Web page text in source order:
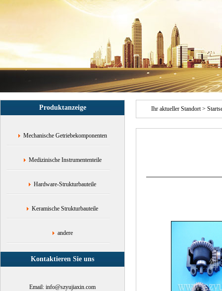
Produktanzeige
Mechanische Getriebekomponenten
Medizinische Instrumententeile
Hardware-Strukturbauteile
Keramische Strukturbauteile
andere
Kontaktieren Sie uns
Email: info@szyujiaxin.com
Ihr aktueller Standort >